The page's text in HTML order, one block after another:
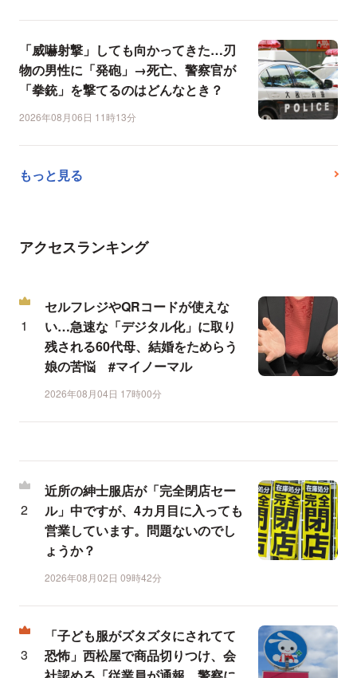
「威嚇射撃」しても向かってきた…刃
物の男性に「発砲」→死亡、警察官が
「拳銃」を撃てるのはどんなとき？
2026年08月06日 11時13分
もっと見る
アクセスランキング
セルフレジやQRコードが使えな
い…急速な「デジタル化」に取り
残される60代母、結婚をためらう
娘の苦悩 #マイノーマル
2026年08月04日 17時00分
近所の紳士服店が「完全閉店セー
ル」中ですが、4カ月目に入っても
営業しています。問題ないのでし
ょうか？
2026年08月02日 09時42分
「子ども服がズタズタにされてて
恐怖」西松屋で商品切りつけ、会